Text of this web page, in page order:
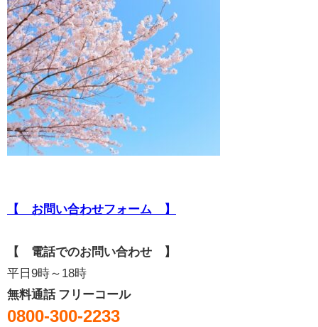
【 お問い合わせフォーム 】
【 電話でのお問い合わせ 】
平日9時～18時
無料通話 フリーコール
0800-300-2233